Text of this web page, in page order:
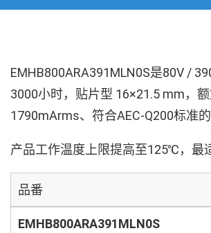
EMHB800ARA391MLN0S是80V /
3000小时，贴片型 16×21.5 mm，
1790mArms、符合AEC-Q200标准的
产品工作温度上限提高至125℃，最
品番
EMHB800ARA391MLN0S